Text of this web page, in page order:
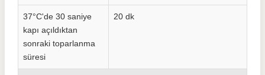
37°C'de 30 saniye
kapı açıldıktan
sonraki toparlanma
süresi
20 dk